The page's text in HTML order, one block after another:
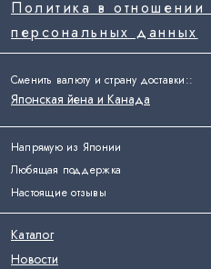
Напрямую из Японии
Любящая поддержка
Настоящие отзывы
Политика в отношении
персональных данных
Каталог
Новости
Сменить валюту и страну доставки::
Японская йена и Канада